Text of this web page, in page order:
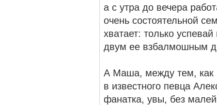
а с утра до вечера
очень состоятельной
хватает: только
двум ее взбалмошным
А Маша, между тем, как
в известного певца
фанатка, увы, без